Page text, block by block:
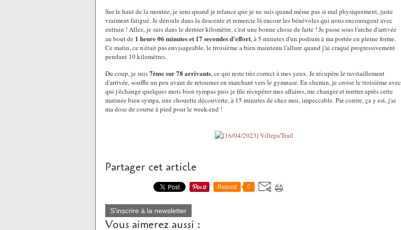
Sur le haut de la montée, je sens quand je relance que je ne suis quand même pas si mal physiquement, juste
vraiment fatigué. Je déroule dans la descente et remercie là encore les bénévoles qui nous encouragent avec
entrain ! Allez, je suis dans le dernier kilomètre, c'est une bonne chose de faite ! Je passe sous l'arche d'arrivée
au bout de 1 heure 06 minutes et 17 secondes d'effort, à 5 minutes d'un podium à ma portée en pleine forme.
Ce matin, ce n'était pas envisageable, le troisième a bien maintenu l'allure quand j'ai craqué progressivement
pendant 10 kilomètres.
Du coup, je suis7ème sur 78 arrivants, ce qui reste très correct à mes yeux. Je récupère le ravitaillement
d'arrivée, souffle un peu avant de retourner en marchant vers le gymnase. En chemin, je croise le troisième avec
qui j'échange quelques mots bien sympas puis je file récupérer mes affaires, me changer et rentrer après cette
matinée bien sympa, une chouette découverte, à 15 minutes de chez moi, impeccable. Par contre, ça y est, j'ai
ma dose de course à pied pour le week-end !
Partager cet article
Repost 0
S'inscrire à la newsletter
Vous aimerez aussi :